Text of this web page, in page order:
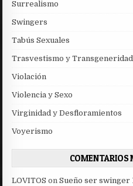
Surrealismo
Swingers
Tabús Sexuales
Trasvestismo y Transgeneridad
Violación
Violencia y Sexo
Virginidad y Desfloramientos
Voyerismo
COMENTARIOS
LOVITOS onSueño ser swinger